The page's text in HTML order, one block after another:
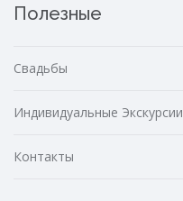
Полезные
Свадьбы
Индивидуальные Экскурсии
Контакты